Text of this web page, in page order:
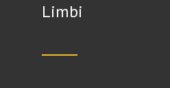
Limbi